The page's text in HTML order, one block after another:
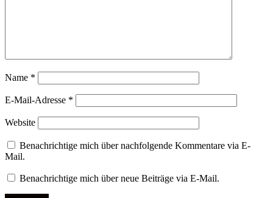
Name *
E-Mail-Adresse *
Website
Benachrichtige mich über nachfolgende Kommentare via E-
Mail.
Benachrichtige mich über neue Beiträge via E-Mail.